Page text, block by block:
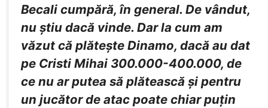
Becali cumpără, în general. De vândut,
nu știu dacă vinde. Dar la cum am
văzut că plătește Dinamo, dacă au dat
pe Cristi Mihai 300.000-400.000, de
ce nu ar putea să plătească și pentru
un jucător de atac poate chiar puțin